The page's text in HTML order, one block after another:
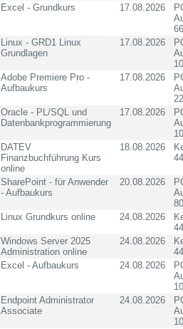
Excel - Grundkurs
17.08.2026
Linux - GRD1 Linux
Grundlagen
17.08.2026
Adobe Premiere Pro -
Aufbaukurs
17.08.2026
Oracle - PL/SQL und
Datenbankprogrammierung
17.08.2026
DATEV
Finanzbuchführung Kurs
online
18.08.2026
SharePoint - für Anwender
- Aufbaukurs
20.08.2026
Linux Grundkurs online
24.08.2026
Windows Server 2025
Administration online
24.08.2026
Excel - Aufbaukurs
24.08.2026
Endpoint Administrator
Associate
24.08.2026